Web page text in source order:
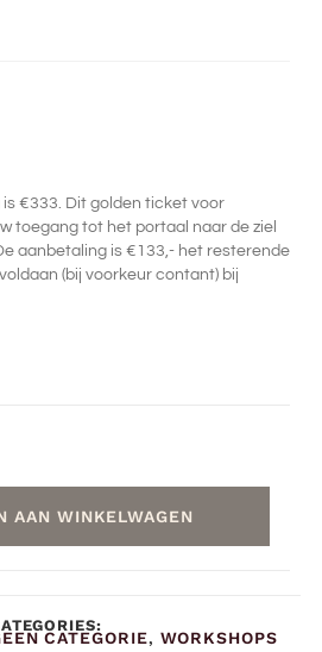
€333. Dit golden ticket voor
toegang tot het portaal naar de ziel
aanbetaling is €133,- het resterende
(bij voorkeur contant) bij
AAN WINKELWAGEN
CATEGORIE, WORKSHOPS